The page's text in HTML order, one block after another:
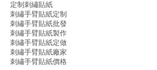
定制刺繡貼紙
刺繡手臂貼紙定制
刺繡手臂貼紙批發
刺繡手臂貼紙製作
刺繡手臂貼紙定做
刺繡手臂貼紙廠家
刺繡手臂貼紙價格